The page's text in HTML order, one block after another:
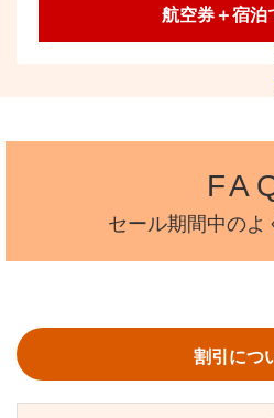
航空券＋宿泊
セール期間中のよ
割引につ